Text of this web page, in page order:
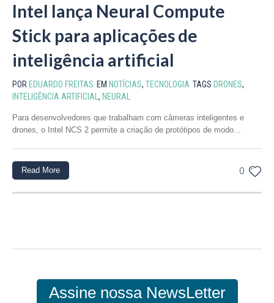
Intel lança Neural Compute
Stick para aplicações de
inteligência artificial
POR EDUARDO FREITAS EM NOTÍCIAS, TECNOLOGIA TAGS DRONES,
INTELIGÊNCIA ARTIFICIAL, NEURAL
Para desenvolvedores que trabalham com câmeras inteligentes e
drones, o Intel NCS 2 permite a criação de protótipos de modo...
0
Read More
Assine nossa NewsLetter